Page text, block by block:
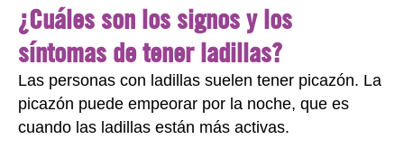
¿Cuáles son los signos y los
síntomas de tener ladillas?
Las personas con ladillas suelen tener picazón. La
picazón puede empeorar por la noche, que es
cuando las ladillas están más activas.